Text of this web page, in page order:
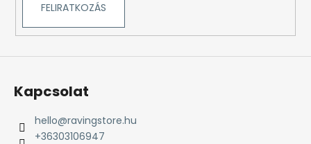
FELIRATKOZÁS
Kapcsolat
hello@ravingstore.hu
+36303106947